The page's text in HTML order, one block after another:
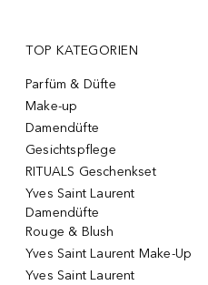
TOP KATEGORIEN
Parfüm & Düfte
Make-up
Damendüfte
Gesichtspflege
RITUALS Geschenkset
Yves Saint Laurent
Damendüfte
Rouge & Blush
Yves Saint Laurent Make-Up
Yves Saint Laurent